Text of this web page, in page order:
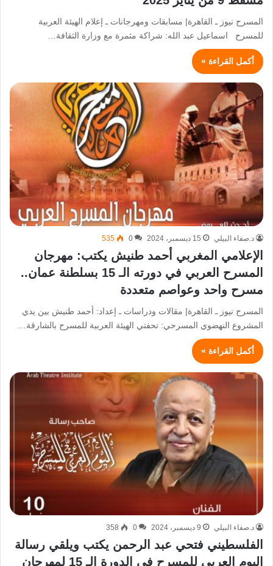
المسرح نيوز ـ القاهرة| مسابقات ومهرجانات ـ إعلام الهيئة العربية
للمسرح اسماعيل عبد الله: شراكة مثمرة مع وزارة الثقافة…
أكمل القراءة »
د.صفاء البيلي 15 ديسمبر، 2024 0
535
الإعلامي المغربي أحمد طنيش يكتب: مهرجان
المسرح العربي في دورته الـ 15 بسلطنة عمان..
مسرح واحد وعواصم متعددة
المسرح نيوز ـ القاهرة| مقالات ودراسات ـ إعداد: أحمد طنيش بين يدي
المشروع النهضوي المسرحي: تحفتي الهيئة العربية للمسرح بالشارقة…
أكمل القراءة »
د.صفاء البيلي 9 ديسمبر، 2024 0
358
الفلسطيني فتحي عبد الرحمن يكتب ويلقي رسالة
اليوم العربي للمسرح في الدورة الـ 15 لمهرجان